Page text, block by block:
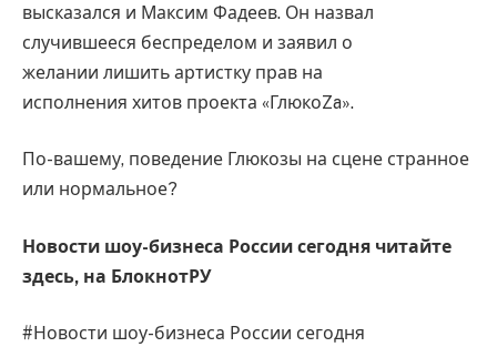
высказался и Максим Фадеев. Он назвал
случившееся беспределом и заявил о
желании лишить артистку прав на
исполнения хитов проекта «ГлюкоZa».
По-вашему, поведение Глюкозы на сцене странное
или нормальное?
Новости шоу-бизнеса России сегодня читайте
здесь, на БлокнотРУ
#Новости шоу-бизнеса России сегодня